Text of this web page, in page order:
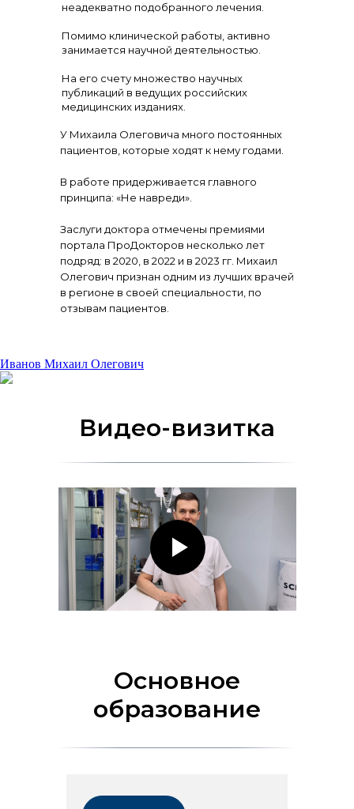
У Михаила Олеговича много постоянных
пациентов, которые ходят к нему годами.
В работе придерживается главного
принципа: «Не навреди».
Заслуги доктора отмечены премиями
портала ПроДокторов несколько лет
подряд: в 2020, в 2022 и в 2023 гг. Михаил
Олегович признан одним из лучших врачей
в регионе в своей специальности, по
отзывам пациентов.
неадекватно подобранного лечения.
Помимо клинической работы, активно
занимается научной деятельностью.
На его счету множество научных
публикаций в ведущих российских
медицинских изданиях.
Иванов Михаил Олегович
Видео-визитка
Основное
образование